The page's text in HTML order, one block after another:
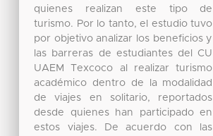
quienes realizan este tipo de
turismo. Por lo tanto, el estudio tuvo
por objetivo analizar los beneficios y
las barreras de estudiantes del CU
UAEM Texcoco al realizar turismo
académico dentro de la modalidad
de viajes en solitario, reportados
desde quienes han participado en
estos viajes. De acuerdo con las